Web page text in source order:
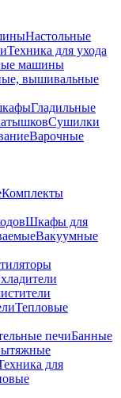
Настольные
Техника для ухода
машины
вышивальные
Гладильные
Сушилки
Варочные
Комплекты
Шкафы для
Вакуумные
Тепловые
печиБанные
для